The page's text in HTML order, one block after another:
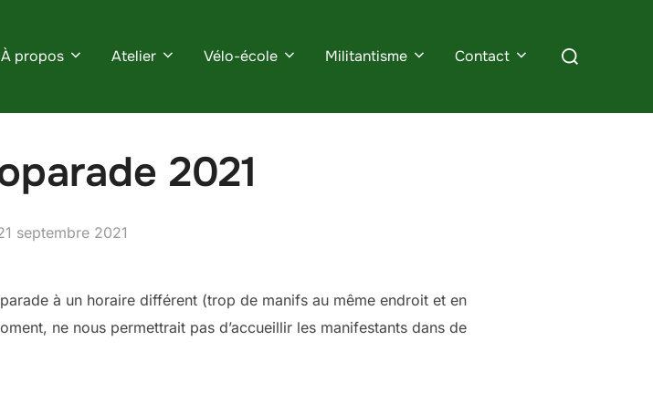
À propos Atelier Vélo-école Militantisme Contact
Rechercher :
2021
septembre 2021
à un horaire différent (trop de manifs au même endroit et en
ne nous permettrait pas d’accueillir les manifestants dans de